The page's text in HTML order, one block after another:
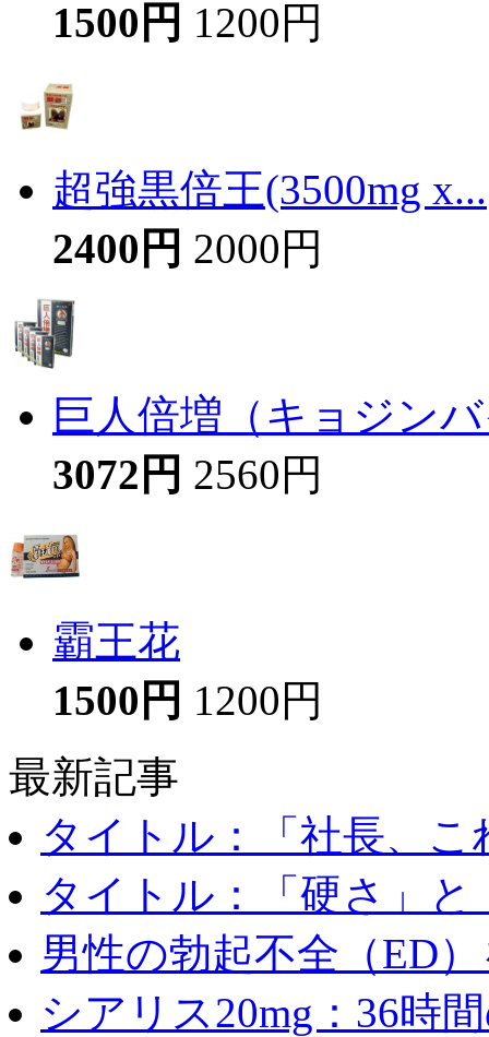
1500円 1200円
超強黒倍王(3500mg x...
2400円 2000円
巨人倍増（キョジン
3072円 2560円
霸王花
1500円 1200円
最新記事
タイトル：「社長、こ
タイトル：「硬さ」と
男性の勃起不全（ED
シアリス20mg：36時